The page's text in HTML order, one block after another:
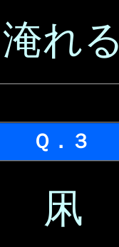
淹れる
Ｑ．３
凩